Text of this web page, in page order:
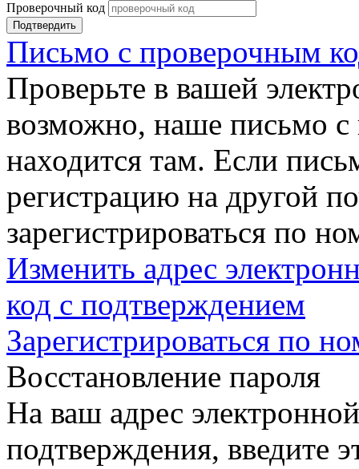
Проверочный код
Подтвердить
Письмо с проверочным
Проверьте в вашей
возможно, наше письмо с
находится там. Если
регистрацию на другой
зарегистрироваться по
Изменить адрес
код с подтверждением
Зарегистрироваться по
Восстановление пароля
На ваш адрес
подтверждения, введите